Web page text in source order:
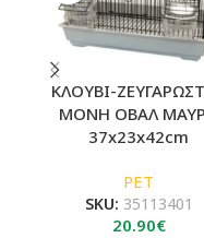
ΚΛΟΥΒΙ-
ΜΟΝΗ ΟΒΑΛ
37x23x42cm
PET
SKU: 35113401
20.90€